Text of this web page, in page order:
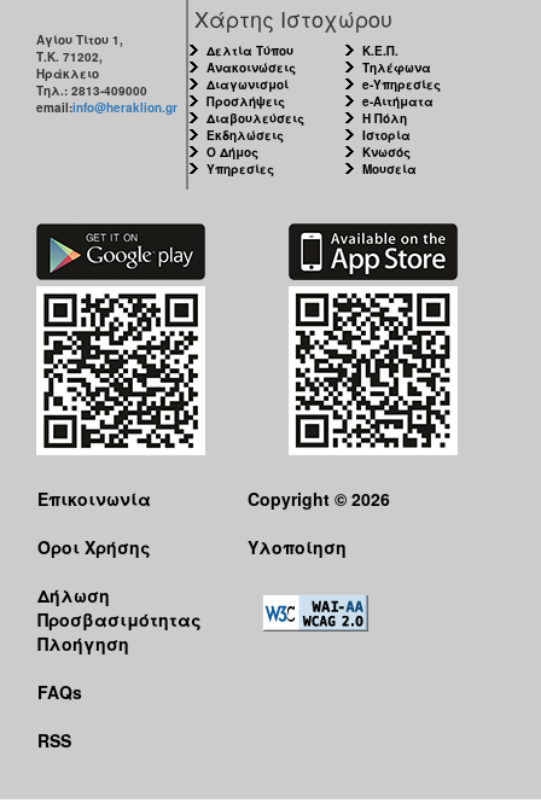
Αγίου Τίτου 1,
Τ.Κ. 71202,
Ηράκλειο
Τηλ.: 2813-409000
email:info@heraklion.gr
Χάρτης Ιστοχώρου
Δελτία Τύπου
Ανακοινώσεις
Διαγωνισμοί
Προσλήψεις
Διαβουλεύσεις
Εκδηλώσεις
Ο Δήμος
Υπηρεσίες
Κ.Ε.Π.
Τηλέφωνα
e-Υπηρεσίες
e-Αιτήματα
Η Πόλη
Ιστορία
Κνωσός
Μουσεία
Επικοινωνία
Όροι Χρήσης
Δήλωση
Προσβασιμότητας
Πλοήγηση
FAQs
RSS
Copyright © 2026
Υλοποίηση